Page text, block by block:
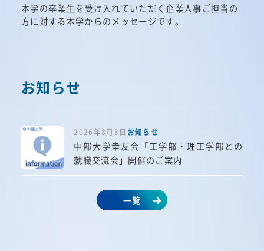
本学の卒業生を受け入れていただく企業人事ご担当の
方に対する本学からのメッセージです。
お知らせ
2026年8月3日 お知らせ
中部大学幸友会「工学部・理工学部との
就職交流会」開催のご案内
一覧